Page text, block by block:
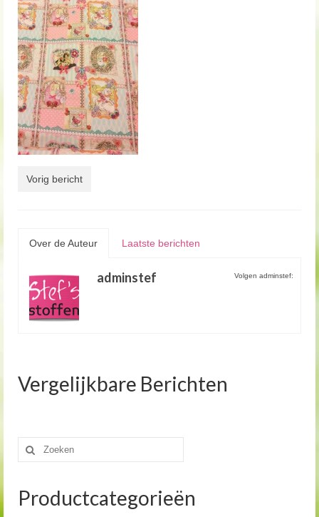
Vorig bericht
Over de Auteur Laatste berichten
Volgen adminstef:
adminstef
Vergelijkbare Berichten
Zoeken
naar:
Productcategorieën